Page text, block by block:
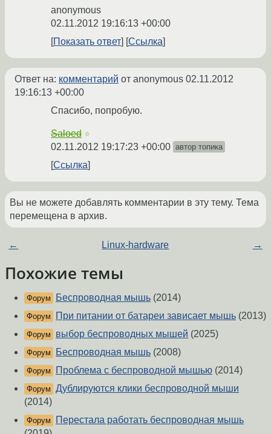
anonymous
02.11.2012 19:16:13 +00:00
Показать ответ
Ссылка
Ответ на: комментарий от anonymous 02.11.2012
19:16:13 +00:00
Спасибо, попробую.
Saloed ☆
02.11.2012 19:17:23 +00:00 автор топика
Ссылка
Вы не можете добавлять комментарии в эту тему. Тема
перемещена в архив.
← Linux-hardware →
Похожие темы
Форум Беспроводная мышь (2014)
Форум При питании от батареи зависает мышь (2013)
Форум выбор беспроводных мышей (2025)
Форум Беспроводная мышь (2008)
Форум Проблема с беспроводной мышью (2014)
Форум Дублируются клики беспроводной мыши
(2014)
Форум
Перестала работать беспроводная мышь